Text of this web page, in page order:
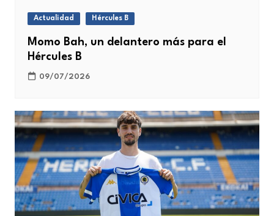
Actualidad Hércules B
Momo Bah, un delantero más para el
Hércules B
09/07/2026